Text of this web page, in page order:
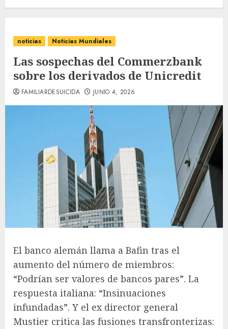
noticias Noticias Mundiales
Las sospechas del Commerzbank
sobre los derivados de Unicredit
FAMILIARDESUICIDA JUNIO 4, 2026
El banco alemán llama a Bafin tras el
aumento del número de miembros:
“Podrían ser valores de bancos pares”. La
respuesta italiana: “Insinuaciones
infundadas”. Y el ex director general
Mustier critica las fusiones transfronterizas: